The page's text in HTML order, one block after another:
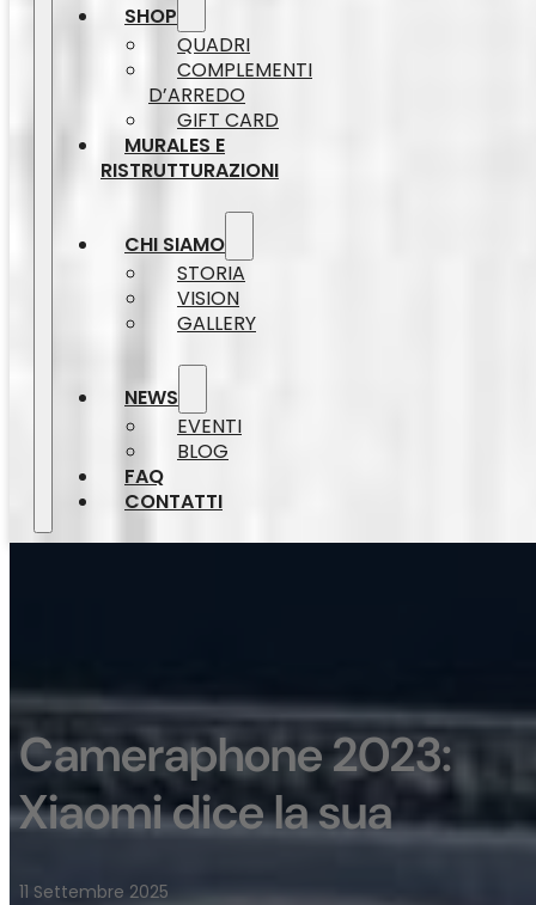
SHOP
QUADRI
COMPLEMENTI
D’ARREDO
GIFT CARD
MURALES E
RISTRUTTURAZIONI
CHI SIAMO
STORIA
VISION
GALLERY
NEWS
EVENTI
BLOG
FAQ
CONTATTI
Cameraphone 2023:
Xiaomi dice la sua
11 Settembre 2025